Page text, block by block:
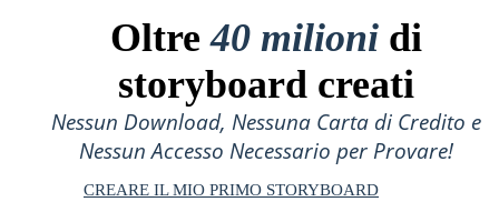
Oltre40 milioni di
storyboard creati
Nessun Download, Nessuna Carta di Credito e
Nessun Accesso Necessario per Provare!
CREARE IL MIO PRIMO STORYBOARD